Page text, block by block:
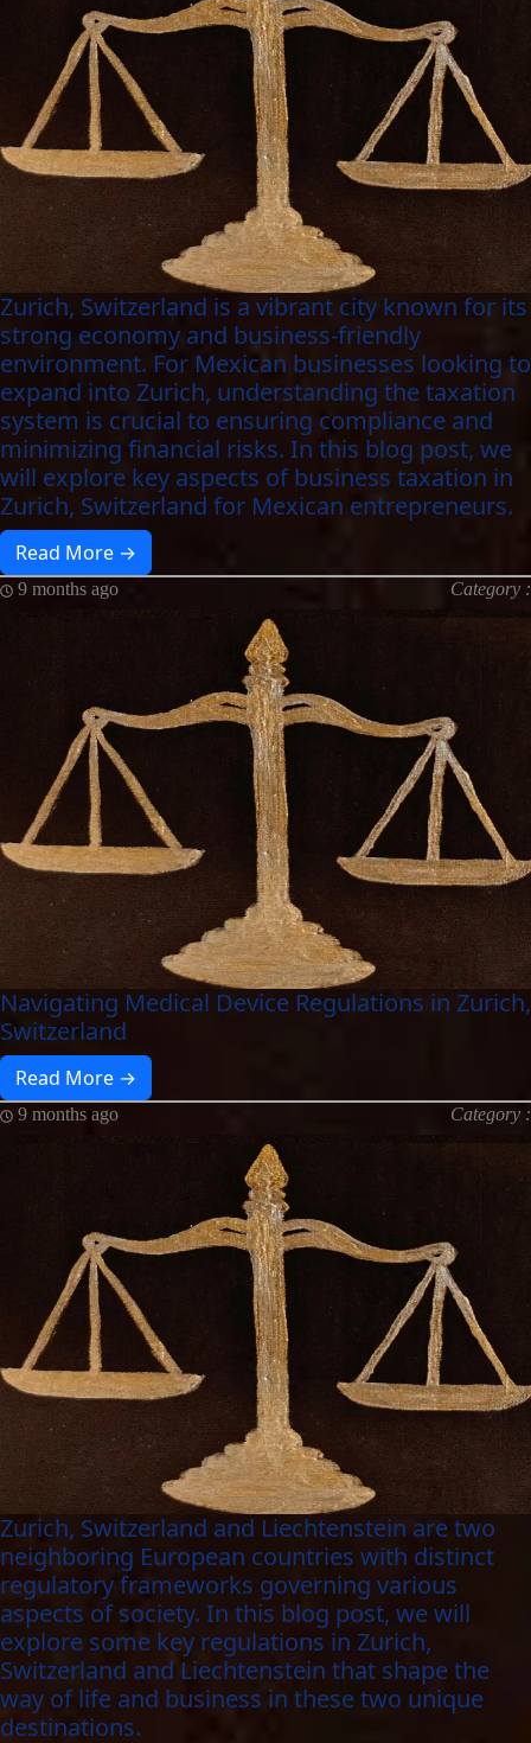
Zurich, Switzerland is a vibrant city known for its
strong economy and business-friendly
environment. For Mexican businesses looking to
expand into Zurich, understanding the taxation
system is crucial to ensuring compliance and
minimizing financial risks. In this blog post, we
will explore key aspects of business taxation in
Zurich, Switzerland for Mexican entrepreneurs.
Read More →
9 months ago Category :
Navigating Medical Device Regulations in Zurich,
Switzerland
Read More →
9 months ago Category :
Zurich, Switzerland and Liechtenstein are two
neighboring European countries with distinct
regulatory frameworks governing various
aspects of society. In this blog post, we will
explore some key regulations in Zurich,
Switzerland and Liechtenstein that shape the
way of life and business in these two unique
destinations.